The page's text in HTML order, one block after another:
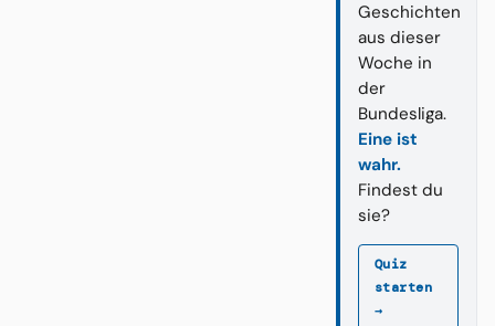
Geschichten
aus dieser
Woche in
der
Bundesliga.
Eine ist
wahr.
Findest du
sie?
Quiz
starten
→